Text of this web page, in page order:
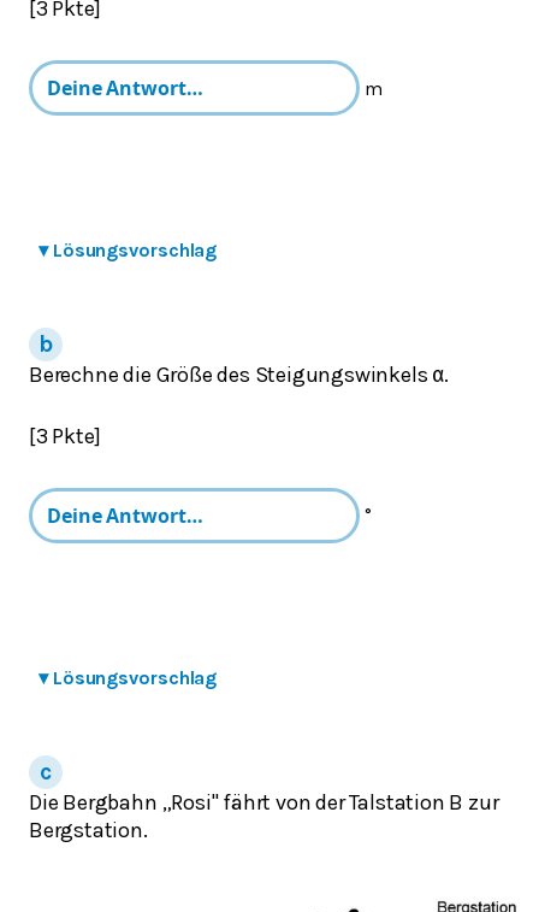
[3 Pkte]
m
▾ Lösungsvorschlag
Berechne die Größe des Steigungswinkels α.
[3 Pkte]
°
▾ Lösungsvorschlag
Die Bergbahn „Rosi" fährt von der Talstation B zur
Bergstation.